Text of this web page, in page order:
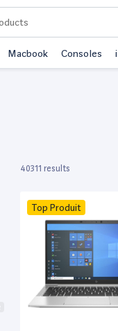
Macbook Consoles
40311 results
Top Produit